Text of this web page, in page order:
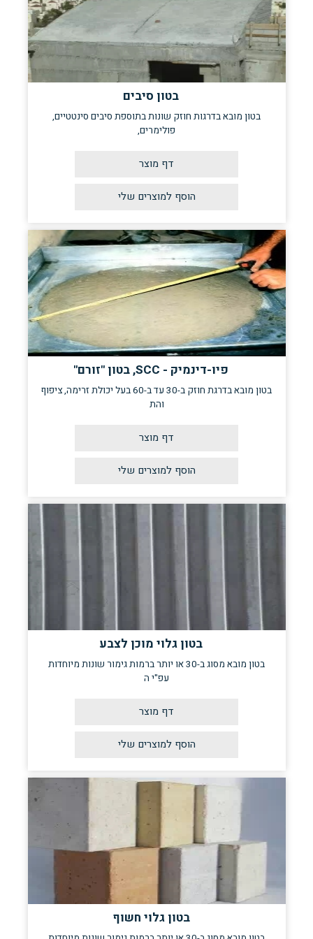
בטון סיבים
בטון מובא בדרגות חוזק שונות בתוספת סיבים סינטטיים,
פולימרים,
דף מוצר
פיו-דינמיק - SCC, בטון "זורם"
בטון מובא בדרגת חוזק ב-30 עד ב-60 בעל יכולת זרימה, ציפוף
והת
דף מוצר
בטון גלוי מוכן לצבע
בטון מובא מסוג ב-30 או יותר ברמות גימור שונות מיוחדות
עפ"י ה
דף מוצר
בטון גלוי חשוף